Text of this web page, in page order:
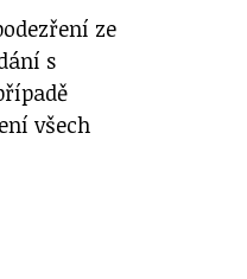
ze
s
všech